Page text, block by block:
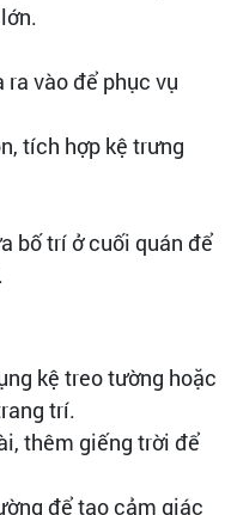
vào để phục vụ
tích hợp kệ trưng
bố trí ở cuối quán để
kệ treo tường hoặc
trí.
thêm giếng trời để
để tạo cảm giác